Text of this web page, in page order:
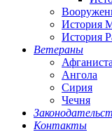
История
История
Ветераны
Ангола
Сирия
Чечня
Контакты